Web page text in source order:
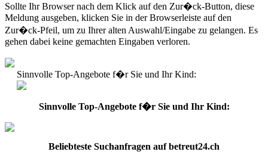
Sollte Ihr Browser nach dem Klick auf den Zur�ck-Button, diese
Meldung ausgeben, klicken Sie in der Browserleiste auf den
Zur�ck-Pfeil, um zu Ihrer alten Auswahl/Eingabe zu gelangen. Es
gehen dabei keine gemachten Eingaben verloren.
Sinnvolle Top-Angebote f�r Sie und Ihr Kind:
Sinnvolle Top-Angebote f�r Sie und Ihr Kind:
Beliebteste Suchanfragen aufbetreut24.ch